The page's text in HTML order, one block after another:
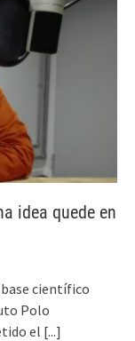
idea quede en
base científico
Polo
el [...]